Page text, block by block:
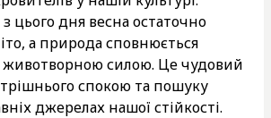
цього дня весна остаточно
а природа сповнюється
силою. Це чудовий
спокою та пошуку
джерелах нашої стійкості.